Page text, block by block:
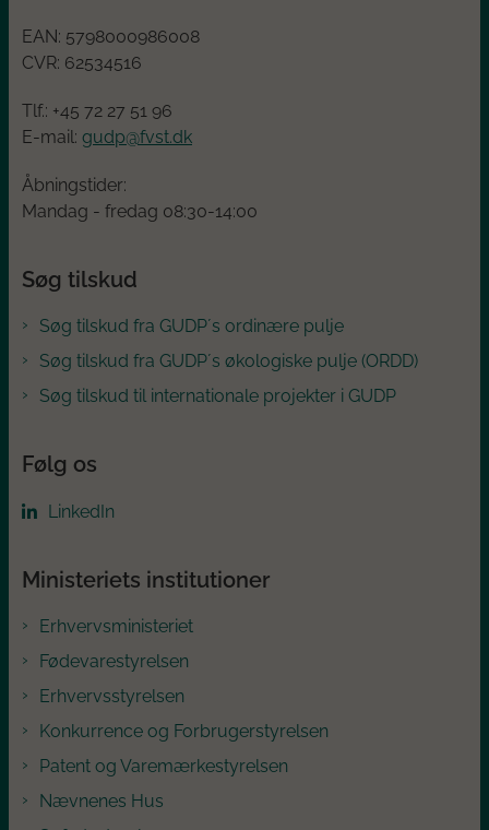
EAN: 5798000986008
CVR: 62534516
Tlf.: +45 72 27 51 96
E-mail: gudp@fvst.dk
Åbningstider:
Mandag - fredag 08:30-14:00
Søg tilskud
Søg tilskud fra GUDP´s ordinære pulje
Søg tilskud fra GUDP´s økologiske pulje (ORDD)
Søg tilskud til internationale projekter i GUDP
Følg os
LinkedIn
Ministeriets institutioner
Erhvervsministeriet
Fødevarestyrelsen
Erhvervsstyrelsen
Konkurrence og Forbrugerstyrelsen
Patent og Varemærkestyrelsen
Nævnenes Hus